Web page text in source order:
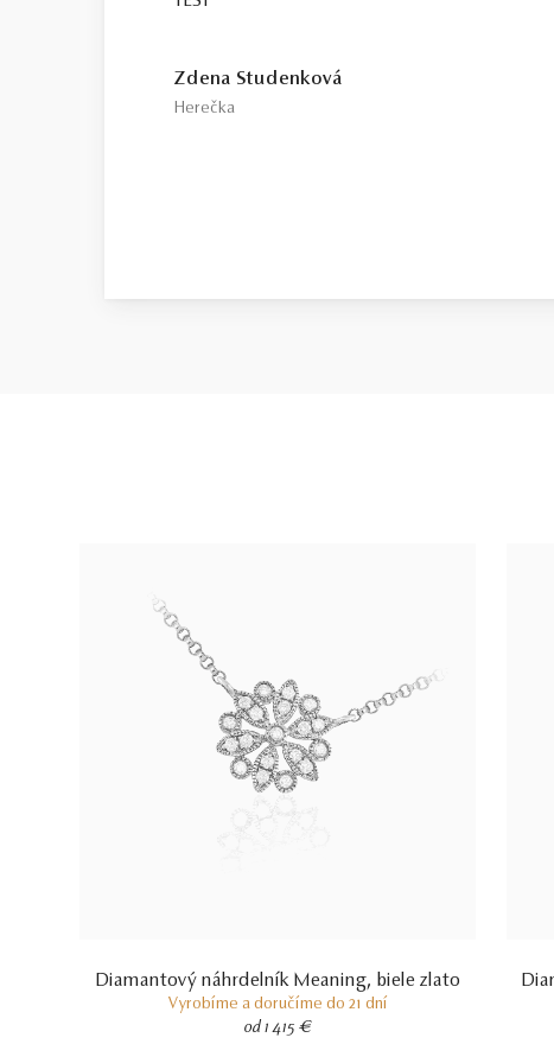
Zdena Studenková
Herečka
Diamantový náhrdelník Meaning, biele zlato
Vyrobíme a doručíme do 21 dní
od 1 415 €